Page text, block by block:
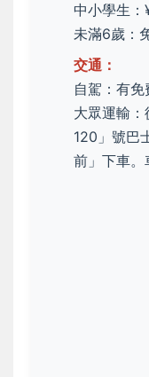
中小學生
未滿6歲：
交通：
自駕：有免
大眾運輸：
120」號巴
前」下車。